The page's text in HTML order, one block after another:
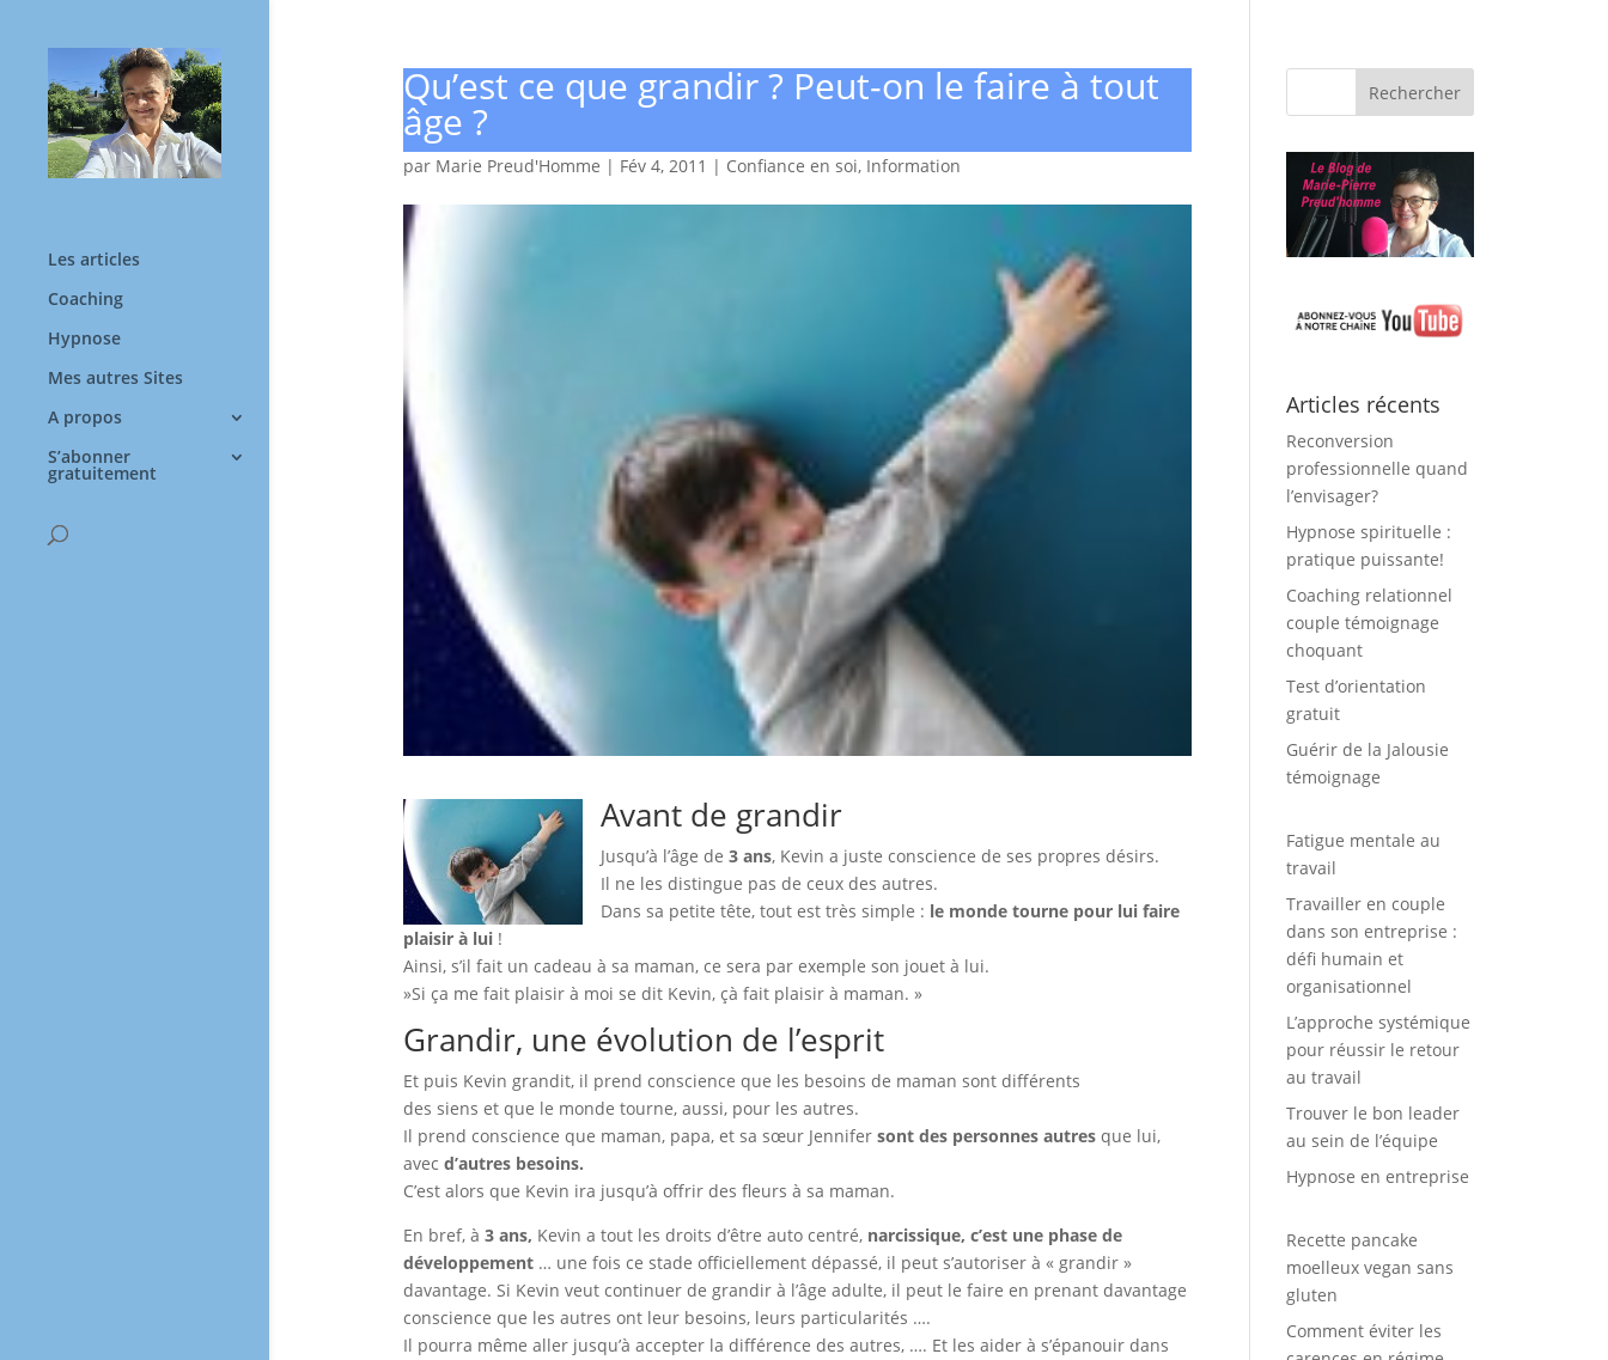
Les articles
Coaching
Hypnose
Mes autres Sites
A propos
S’abonner
gratuitement
Qu’est ce que grandir ? Peut-on le faire à tout
âge ?
par Marie Preud'Homme | Fév 4, 2011 | Confiance en soi, Information
Avant de grandir
Jusqu’à l’âge de 3 ans, Kevin a juste conscience de ses propres désirs.
Il ne les distingue pas de ceux des autres.
Dans sa petite tête, tout est très simple : le monde tourne pour lui faire
plaisir à lui!
Ainsi, s’il fait un cadeau à sa maman, ce sera par exemple son jouet à lui.
»Si ça me fait plaisir à moi se dit Kevin, çà fait plaisir à maman. »
Grandir, une évolution de l’esprit
Et puis Kevin grandit, il prend conscience que les besoins de maman sont différents
des siens et que le monde tourne, aussi, pour les autres.
Il prend conscience que maman, papa, et sa sœur Jennifer sont des personnes autresque lui,
avec d’autres besoins.
C’est alors que Kevin ira jusqu’à offrir des fleurs à sa maman.
En bref, à 3 ans, Kevin a tout les droits d’être auto centré, narcissique, c’est une phase de
développement… une fois ce stade officiellement dépassé, il peut s’autoriser à « grandir »
davantage. Si Kevin veut continuer de grandir à l’âge adulte, il peut le faire en prenant davantage
conscience que les autres ont leur besoins, leurs particularités ….
Il pourra même aller jusqu’à accepter la différence des autres, …. Et les aider à s’épanouir dans
Articles récents
Reconversion
professionnelle quand
l’envisager?
Hypnose spirituelle :
pratique puissante!
Coaching relationnel
couple témoignage
choquant
Test d’orientation
gratuit
Guérir de la Jalousie
témoignage
Fatigue mentale au
travail
Travailler en couple
dans son entreprise :
défi humain et
organisationnel
L’approche systémique
pour réussir le retour
au travail
Trouver le bon leader
au sein de l’équipe
Hypnose en entreprise
Recette pancake
moelleux vegan sans
gluten
Comment éviter les